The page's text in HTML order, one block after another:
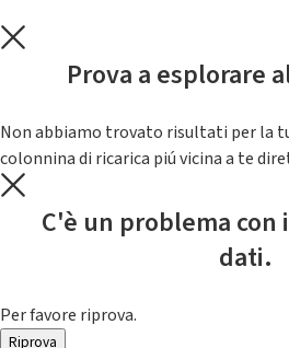
Prova a esplorare
Non abbiamo trovato risultati per la
colonnina di ricarica piú vicina a te
C'è un problema
dati.
Per favore riprova.
Riprova